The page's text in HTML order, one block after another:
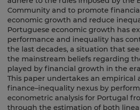
Community and to promote
economic growth and reduce
Portuguese economic growth has
performance and inequality has
the last decades, a situation that
the mainstream beliefs regarding
played by financial growth in the
This paper undertakes an empirical
finance–inequality nexus by
econometric analysis for Portugal
through the estimation of both